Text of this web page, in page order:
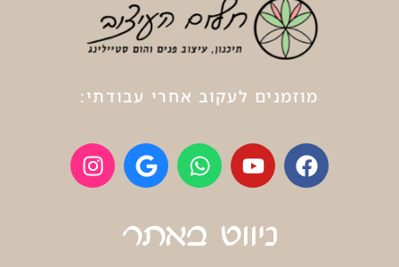
מוזמנים לעקוב אחרי עבודתי:
ניווט באתר